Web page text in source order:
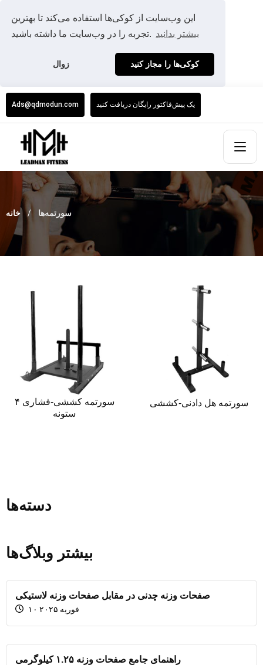
این وب‌سایت از کوکی‌ها استفاده می‌کند تا بهترین
تجربه را در وب‌سایت ما داشته باشید. بیشتر بدانید
زوال کوکی‌ها را مجاز کنید
Ads@qdmodun.com یک پیش‌فاکتور رایگان دریافت کنید
خانه سورتمه‌ها
سورتمه کششی-فشاری ۴
ستونه
سورتمه هل دادنی-کششی
دسته‌ها
بیشتر وبلاگ‌ها
صفحات وزنه چدنی در مقابل صفحات وزنه لاستیکی
۱۰ فوریه ۲۰۲۵
راهنمای جامع صفحات وزنه ۱.۲۵ کیلوگرمی